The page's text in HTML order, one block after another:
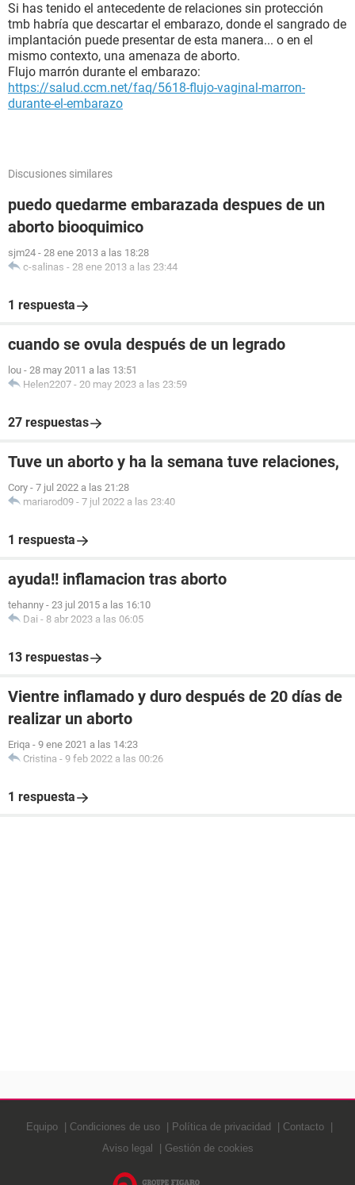
Si has tenido el antecedente de relaciones sin protección
tmb habría que descartar el embarazo, donde el sangrado de
implantación puede presentar de esta manera... o en el
mismo contexto, una amenaza de aborto.
Flujo marrón durante el embarazo:
https://salud.ccm.net/faq/5618-flujo-vaginal-marron-
durante-el-embarazo
Discusiones similares
puedo quedarme embarazada despues de un
aborto biooquimico
sjm24 - 28 ene 2013 a las 18:28
c-salinas - 28 ene 2013 a las 23:44
1 respuesta
cuando se ovula después de un legrado
lou - 28 may 2011 a las 13:51
Helen2207 - 20 may 2023 a las 23:59
27 respuestas
Tuve un aborto y ha la semana tuve relaciones,
Cory - 7 jul 2022 a las 21:28
mariarod09 - 7 jul 2022 a las 23:40
1 respuesta
ayuda!! inflamacion tras aborto
tehanny - 23 jul 2015 a las 16:10
Dai - 8 abr 2023 a las 06:05
13 respuestas
Vientre inflamado y duro después de 20 días de
realizar un aborto
Eriqa - 9 ene 2021 a las 14:23
Cristina - 9 feb 2022 a las 00:26
1 respuesta
Equipo Condiciones de uso Política de privacidad
Contacto
Aviso legal
Gestión de cookies